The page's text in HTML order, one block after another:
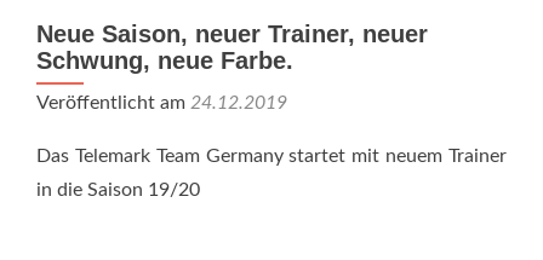
Neue Saison, neuer Trainer, neuer
Schwung, neue Farbe.
Veröffentlicht am 24.12.2019
Das Telemark Team Germany startet mit neuem Trainer
in die Saison 19/20